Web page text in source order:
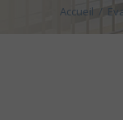
Accueil /